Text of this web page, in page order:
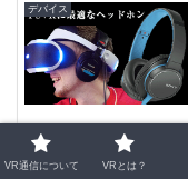
デバイス
VR通信について VRとは？